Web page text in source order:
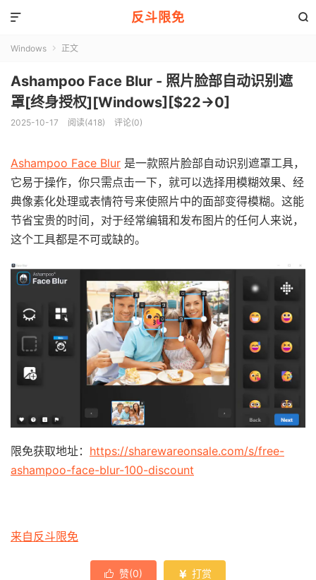
反斗限免 

Windows  正文
Ashampoo Face Blur - 照片脸部自动识别遮
罩[终身授权][Windows][$22→0]
2025-10-17 阅读(418) 评论(0)
Ashampoo Face Blur 是一款照片脸部自动识别遮罩工具，
它易于操作，你只需点击一下，就可以选择用模糊效果、经
典像素化处理或表情符号来使照片中的面部变得模糊。这能
节省宝贵的时间，对于经常编辑和发布图片的任何人来说，
这个工具都是不可或缺的。
限免获取地址： https://sharewareonsale.com/s/free-
ashampoo-face-blur-100-discount
来自反斗限免
 赞(0)  打赏